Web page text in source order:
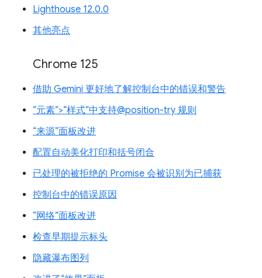
Lighthouse 12.0.0
其他亮点
Chrome 125
借助 Gemini 更好地了解控制台中的错误和警告
“元素”>“样式”中支持@position-try 规则
“来源”面板改进
配置自动美化打印和括号闭合
已处理的被拒绝的 Promise 会被识别为已捕获
控制台中的错误原因
“网络”面板改进
检查早期提示标头
隐藏瀑布图列